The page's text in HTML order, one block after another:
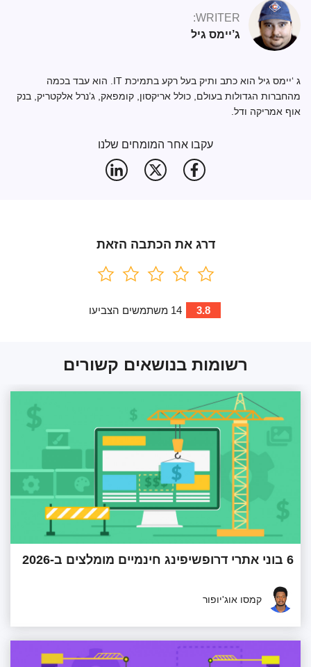
WRITER:
ג’יימס גיל
ג ‘יימס גיל הוא כתב ותיק בעל רקע בתמיכת IT. הוא עבד בכמה
מהחברות הגדולות בעולם, כולל אריקסון, קומפאק, ג’נרל אלקטריק, בנק
אוף אמריקה ודל.
עקבו אחר המומחים שלנו
דרג את הכתבה הזאת
3.8
14 משתמשים הצביעו
רשומות בנושאים קשורים
6 בוני אתרי דרופשיפינג חינמיים מומלצים ב-2026
קמסו אוג'יופור